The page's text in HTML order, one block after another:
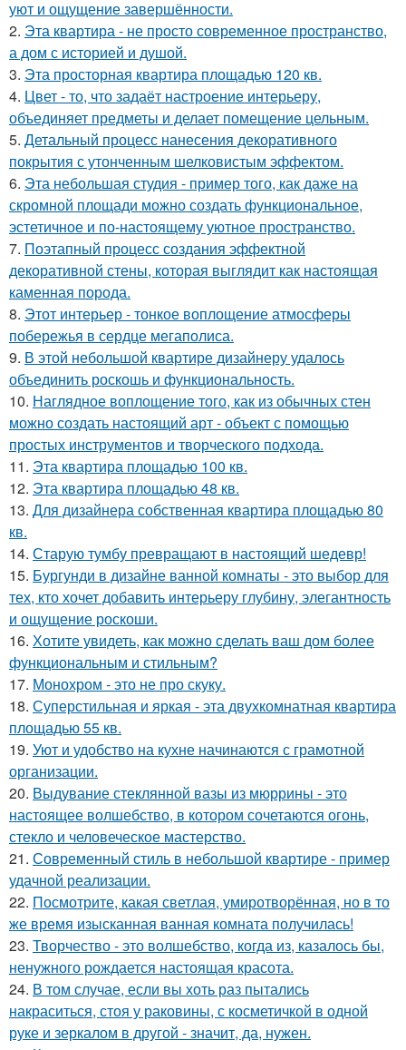
уют и ощущение завершённости.
2. Эта квартира - не просто современное пространство,
а дом с историей и душой.
3. Эта просторная квартира площадью 120 кв.
4. Цвет - то, что задаёт настроение интерьеру,
объединяет предметы и делает помещение цельным.
5. Детальный процесс нанесения декоративного
покрытия с утонченным шелковистым эффектом.
6. Эта небольшая студия - пример того, как даже на
скромной площади можно создать функциональное,
эстетичное и по-настоящему уютное пространство.
7. Поэтапный процесс создания эффектной
декоративной стены, которая выглядит как настоящая
каменная порода.
8. Этот интерьер - тонкое воплощение атмосферы
побережья в сердце мегаполиса.
9. В этой небольшой квартире дизайнеру удалось
объединить роскошь и функциональность.
10. Наглядное воплощение того, как из обычных стен
можно создать настоящий арт - объект с помощью
простых инструментов и творческого подхода.
11. Эта квартира площадью 100 кв.
12. Эта квартира площадью 48 кв.
13. Для дизайнера собственная квартира площадью 80
кв.
14. Старую тумбу превращают в настоящий шедевр!
15. Бургунди в дизайне ванной комнаты - это выбор для
тех, кто хочет добавить интерьеру глубину, элегантность
и ощущение роскоши.
16. Хотите увидеть, как можно сделать ваш дом более
функциональным и стильным?
17. Монохром - это не про скуку.
18. Суперстильная и яркая - эта двухкомнатная квартира
площадью 55 кв.
19. Уют и удобство на кухне начинаются с грамотной
организации.
20. Выдувание стеклянной вазы из мюррины - это
настоящее волшебство, в котором сочетаются огонь,
стекло и человеческое мастерство.
21. Современный стиль в небольшой квартире - пример
удачной реализации.
22. Посмотрите, какая светлая, умиротворённая, но в то
же время изысканная ванная комната получилась!
23. Творчество - это волшебство, когда из, казалось бы,
ненужного рождается настоящая красота.
24. В том случае, если вы хоть раз пытались
накраситься, стоя у раковины, с косметичкой в одной
руке и зеркалом в другой - значит, да, нужен.